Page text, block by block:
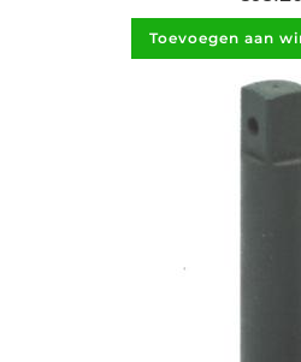
Toevoegen aan